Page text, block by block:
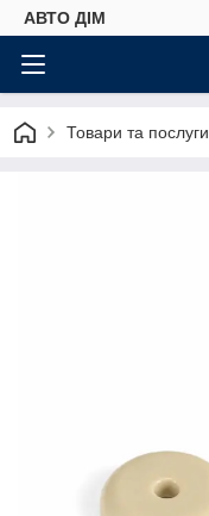
АВТО ДIМ
Товари та послуги